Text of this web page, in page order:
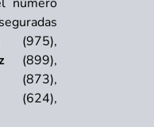
(975),
(899),